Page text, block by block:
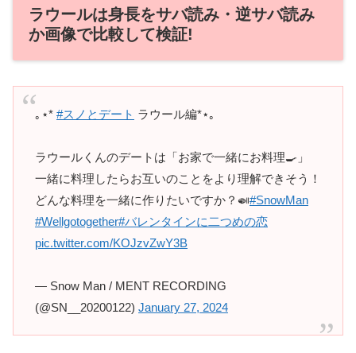
ラウールは身長をサバ読み・逆サバ読み
か画像で比較して検証!
｡⋆* #スノとデート ラウール編*⋆｡
ラウールくんのデートは「お家で一緒にお料理🍳」
一緒に料理したらお互いのことをより理解できそう！
どんな料理を一緒に作りたいですか？🍛#SnowMan
#Wellgotogether#バレンタインに二つめの恋
pic.twitter.com/KOJzvZwY3B
— Snow Man / MENT RECORDING
(@SN__20200122) January 27, 2024